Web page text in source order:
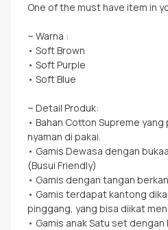
One of the must have item in
~ Warna :
• Soft Brown
• Soft Purple
• Soft Blue
~ Detail Produk:
• Bahan Cotton Supreme
nyaman di pakai.
• Gamis Dewasa dengan
(Busui Friendly)
• Gamis dengan tangan
• Gamis terdapat kantong
pinggang, yang bisa diikat
• Gamis anak Satu set dengan